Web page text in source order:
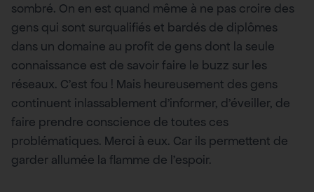
sombré. On en est quand même à ne pas croire des
gens qui sont surqualifiés et bardés de diplômes
dans un domaine au profit de gens dont la seule
connaissance est de savoir faire le buzz sur les
réseaux. C’est fou ! Mais heureusement des gens
continuent inlassablement d’informer, d’éveiller, de
faire prendre conscience de toutes ces
problématiques. Merci à eux. Car ils permettent de
garder allumée la flamme de l’espoir.